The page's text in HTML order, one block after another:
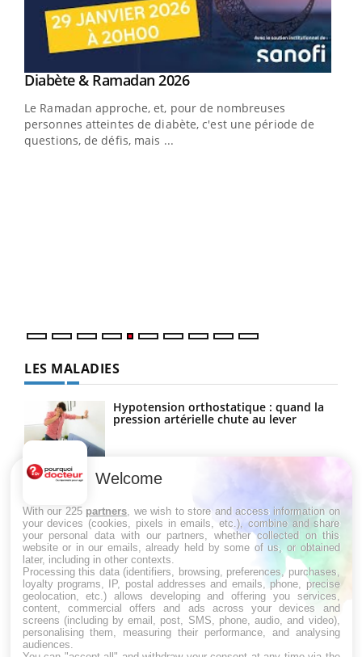
Youtube
Diabète & Ramadan 2026Youtube
Le Ramadan approche, et, pour de nombreuses
personnes atteintes de diabète, c'est une période de
questions, de défis, mais ...
LES MALADIES
Hypotension orthostatique : quand la
pression artérielle chute au lever
Drépanocytose : une déformation des
globules rouges aux conséquences
Maladie de Charcot (Sclérose latérale
amyotrophique)
Welcome
With our 225 partners , we wish to store and access information on
your devices (cookies, pixels in emails, etc.), combine and share
your personal data with our partners, whether collected on this
website or in our emails, already held by some of us, or obtained
later, including in other contexts.
Processing this data (identifiers, browsing, preferences, purchases,
loyalty programs, IP, postal addresses and emails, phone, precise
geolocation, etc.) allows developing and offering you services,
content, commercial offers and ads across your devices and
screens (including by email, post, SMS, phone, audio, and video),
personalising them, measuring their performance, and analysing
audiences.